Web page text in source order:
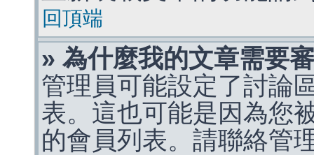
回頂端
» 為什麼我的文章需要
管理員可能設定了討論
表。這也可能是因為您
的會員列表。請聯絡管